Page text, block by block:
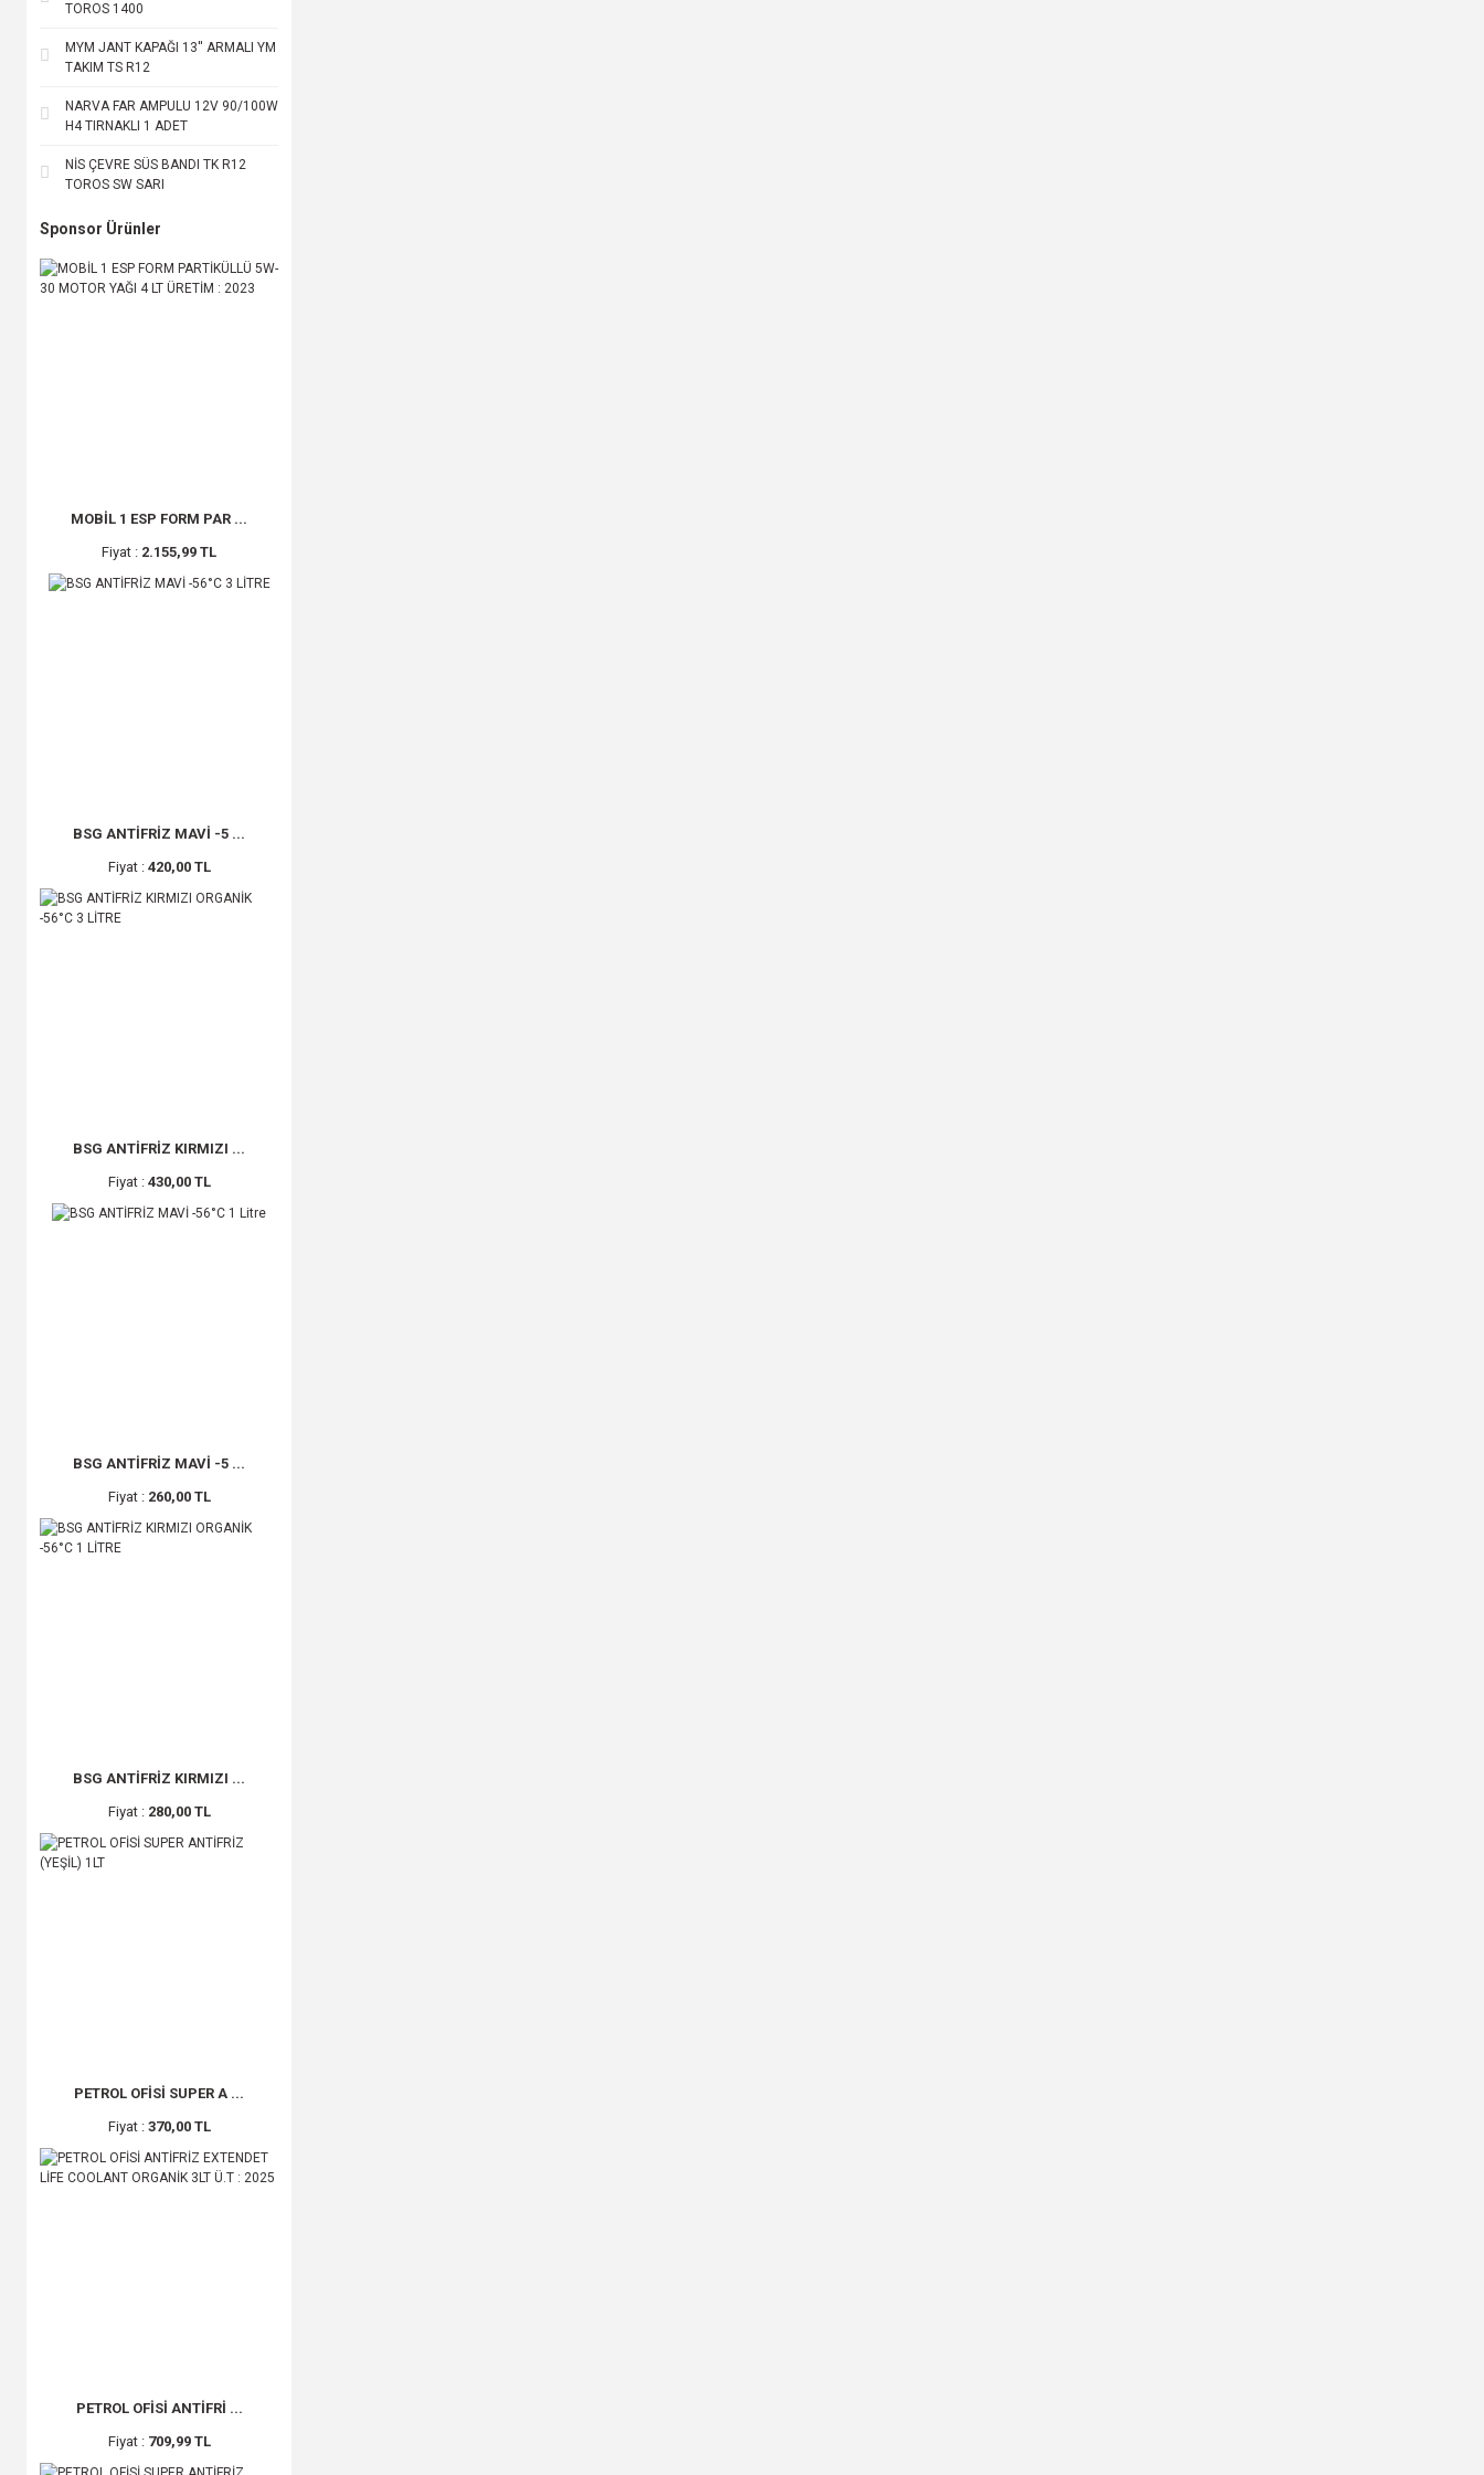
TOROS 1400
MYM JANT KAPAĞI 13'' ARMALI YM
TAKIM TS R12
NARVA FAR AMPULU 12V 90/100W
H4 TIRNAKLI 1 ADET
NİS ÇEVRE SÜS BANDI TK R12
TOROS SW SARI
Sponsor Ürünler
MOBİL 1 ESP FORM PAR ...
Fiyat : 2.155,99 TL
BSG ANTİFRİZ MAVİ -5 ...
Fiyat : 420,00 TL
BSG ANTİFRİZ KIRMIZI ...
Fiyat : 430,00 TL
BSG ANTİFRİZ MAVİ -5 ...
Fiyat : 260,00 TL
BSG ANTİFRİZ KIRMIZI ...
Fiyat : 280,00 TL
PETROL OFİSİ SUPER A ...
Fiyat : 370,00 TL
PETROL OFİSİ ANTİFRİ ...
Fiyat : 709,99 TL